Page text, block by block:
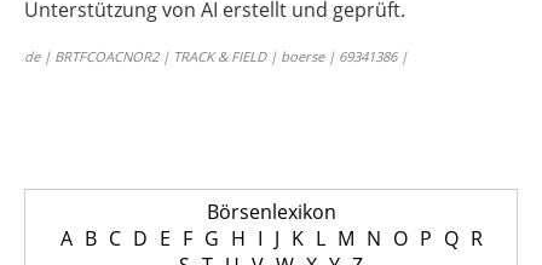
Unterstützung von AI erstellt und geprüft.
de | BRTFCOACNOR2 | TRACK & FIELD | boerse | 69341386 |
Börsenlexikon
A B C D E F G H I J K L M N O P Q R